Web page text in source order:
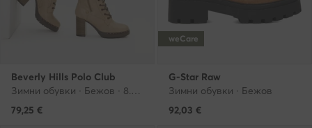
Beverly Hills Polo Club
Зимни обувки · Бежов · 8.5 cm
79,25 €
weCare
G-Star Raw
Зимни обувки · Бежов
92,03 €